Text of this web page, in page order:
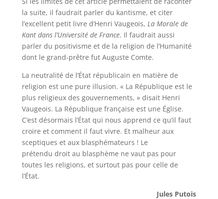
la suite, il faudrait parler du kantisme, et citer
l’excellent petit livre d’Henri Vaugeois, La Morale de
Kant dans l’Université de France. Il faudrait aussi
parler du positivisme et de la religion de l’Humanité
dont le grand-prêtre fut Auguste Comte.
La neutralité de l’État républicain en matière de
religion est une pure illusion. « La République est le
plus religieux des gouvernements, » disait Henri
Vaugeois. La République française est une Église.
C’est désormais l’État qui nous apprend ce qu’il faut
croire et comment il faut vivre. Et malheur aux
sceptiques et aux blasphémateurs ! Le
prétendu droit au blasphème ne vaut pas pour
toutes les religions, et surtout pas pour celle de
l’État.
Jules Putois